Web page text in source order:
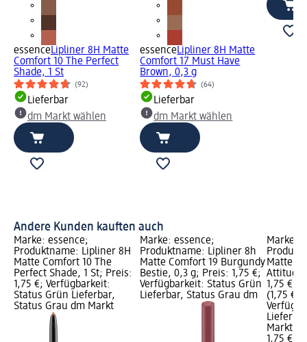
essenceLipliner 8H Matte
Comfort 10 The Perfect
Shade, 1 St
(92)
Lieferbar
dm Markt wählen
essenceLipliner 8H Matte
Comfort 17 Must Have
Brown, 0,3 g
(64)
Lieferbar
dm Markt wählen
Andere Kunden kauften auch
Marke: essence;
Produktname: Lipliner 8H
Matte Comfort 10 The
Perfect Shade, 1 St; Preis:
1,75 €; Verfügbarkeit:
Status Grün Lieferbar,
Status Grau dm Markt
Marke: essence;
Produktname: Lipliner 8h
Matte Comfort 19 Burgundy
Bestie, 0,3 g; Preis: 1,75 €;
Verfügbarkeit: Status Grün
Lieferbar, Status Grau dm
Marke:
Matte
1,75 €;
(1,75 €
Markt
1,75 €